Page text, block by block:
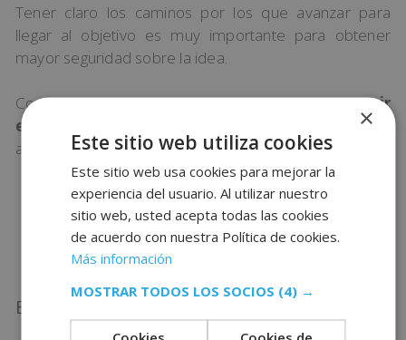
Tener claro los caminos por los que avanzar para
llegar al objetivo es muy importante para obtener
mayor seguridad sobre la idea.
Como imaginarás, es una buena manera decorregir
errores pasados
y planificar otros métodos para
alcanzar la meta. Destacan las siguientes preguntas:
¿Cómo puedo analizar el proceso?
¿Qué caminos pueden presentarse?
¿Cuáles son los caminos que tomé
anteriormente?
Establecer los pasos a seguir
×
Este sitio web utiliza cookies
Este sitio web usa cookies para mejorar la
experiencia del usuario. Al utilizar nuestro
sitio web, usted acepta todas las cookies
de acuerdo con nuestra Política de cookies.
Más información
MOSTRAR TODOS LOS SOCIOS (4) →